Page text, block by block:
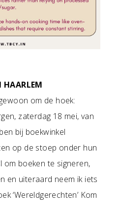
HAARLEM
om de hoek:
zaterdag 18 mei, van
bij boekwinkel
op de stoep onder hun
boeken te signeren,
en uiteraard neem ik iets
‘Wereldgerechten’ Kom